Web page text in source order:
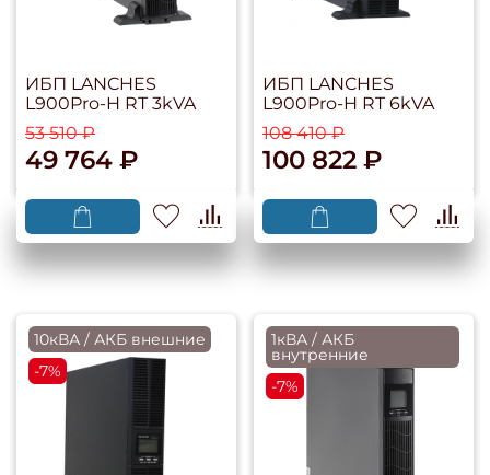
ИБП LANCHES
L900Pro-H RT 3kVA
53 510 ₽
49 764 ₽
ИБП LANCHES
L900Pro-H RT 6kVA
108 410 ₽
100 822 ₽
10кВА / АКБ внешние
-7%
1кВА / АКБ
внутренние
-7%